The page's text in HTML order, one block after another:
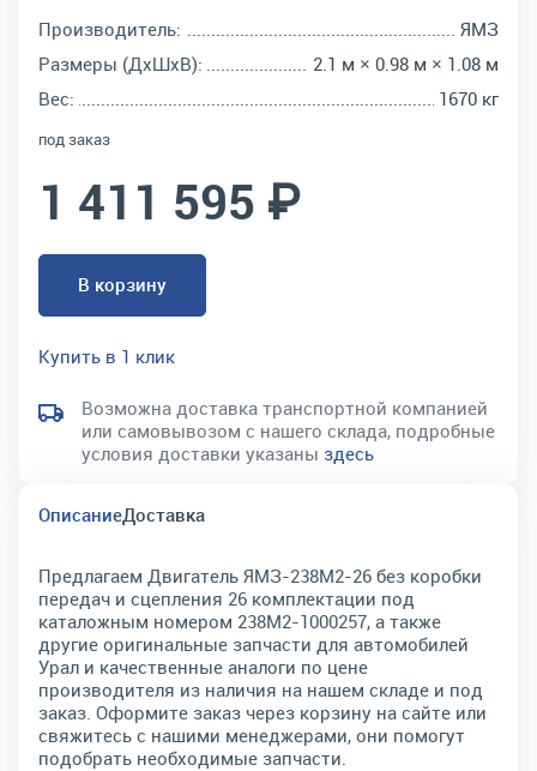
Производитель:
ЯМЗ
Размеры (ДхШхВ):
2.1 м × 0.98 м × 1.08 м
Вес:
1670 кг
под заказ
1 411 595 ₽
В корзину
Купить в 1 клик
Возможна доставка транспортной компанией
или самовывозом с нашего склада, подробные
условия доставки указаны здесь
ОписаниеДоставка
Предлагаем Двигатель ЯМЗ-238М2-26 без коробки
передач и сцепления 26 комплектации под
каталожным номером 238М2-1000257, а также
другие оригинальные запчасти для автомобилей
Урал и качественные аналоги по цене
производителя из наличия на нашем складе и под
заказ. Оформите заказ через корзину на сайте или
свяжитесь с нашими менеджерами, они помогут
подобрать необходимые запчасти.